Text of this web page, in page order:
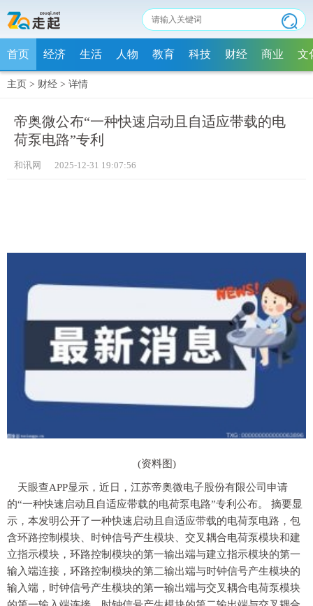
首页 经济 生活 人物 教育 科技 财经 商业 文
主页 > 财经 > 详情
帝奥微公布“一种快速启动且自适应带载的电
荷泵电路”专利
和讯网 2025-12-31 19:07:56
(资料图)
天眼查APP显示，近日，江苏帝奥微电子股份有限公司申请
的“一种快速启动且自适应带载的电荷泵电路”专利公布。 摘要显
示，本发明公开了一种快速启动且自适应带载的电荷泵电路，包
含环路控制模块、时钟信号产生模块、交叉耦合电荷泵模块和建
立指示模块，环路控制模块的第一输出端与建立指示模块的第一
输入端连接，环路控制模块的第二输出端与时钟信号产生模块的
输入端，时钟信号产生模块的第一输出端与交叉耦合电荷泵模块